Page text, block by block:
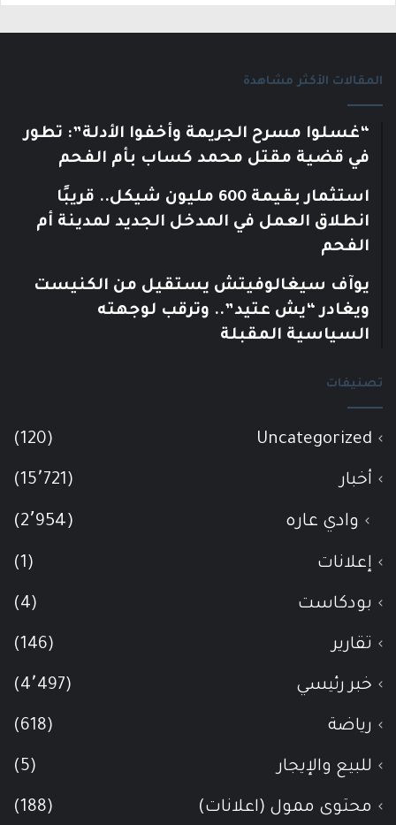
المقالات الأكثر مشاهدة
“غسلوا مسرح الجريمة وأخفوا الأدلة”: تطور
في قضية مقتل محمد كساب بأم الفحم
استثمار بقيمة 600 مليون شيكل.. قريبًا
انطلاق العمل في المدخل الجديد لمدينة أم
الفحم
يوآف سيغالوفيتش يستقيل من الكنيست
ويغادر “يش عتيد”.. وترقب لوجهته
السياسية المقبلة
تصنيفات
Uncategorized
(120)
أخبار (15٬721)
وادي عاره (2٬954)
إعلانات (1)
بودكاست (4)
تقارير (146)
خبر رئيسي (4٬497)
رياضة (618)
للبيع والإيجار (5)
محتوى ممول (اعلانات) (188)